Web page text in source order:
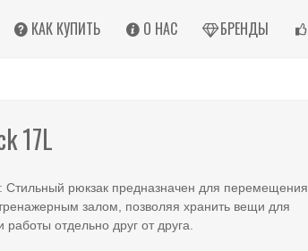
КАК КУПИТЬ О НАС БРЕНДЫ
17L
Стильный рюкзак предназначен для перемещения
залом, позволяя хранить вещи для
работы отдельно друг от друга.